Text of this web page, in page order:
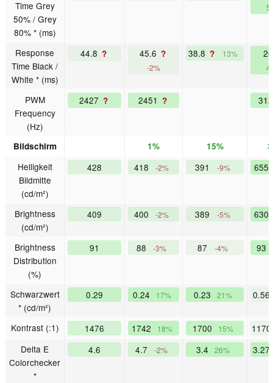
Time Grey
50% / Grey
80% * (ms)
Response
Time Black /
White * (ms)
44.8 ? 45.6 ?
-2%
38.8 ? 13%
PWM
Frequency
(Hz)
2427 ? 2451 ?
Bildschirm 1% 15%
Helligkeit
Bildmitte
(cd/m²)
428 418 -2% 391 -9% 655
Brightness
(cd/m²)
409 400 -2% 389 -5% 630
Brightness
Distribution
(%)
91 88 -3% 87 -4% 93
Schwarzwert
* (cd/m²)
0.29 0.24 17% 0.23 21% 0.56
Kontrast (:1) 1476 1742 18% 1700 15%
1170
Delta E
Colorchecker
*
4.6 4.7 -2% 3.4 26% 3.27